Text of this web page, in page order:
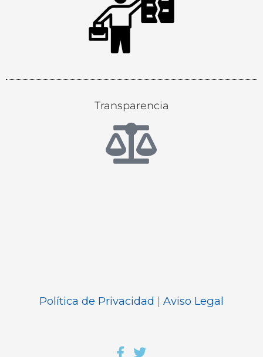
Transparencia
Política de Privacidad | Aviso Legal